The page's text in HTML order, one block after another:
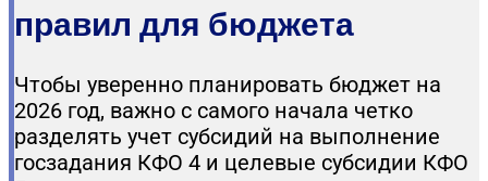
правил для бюджета
Чтобы уверенно планировать бюджет на
2026 год, важно с самого начала четко
разделять учет субсидий на выполнение
госзадания КФО 4 и целевые субсидии КФО